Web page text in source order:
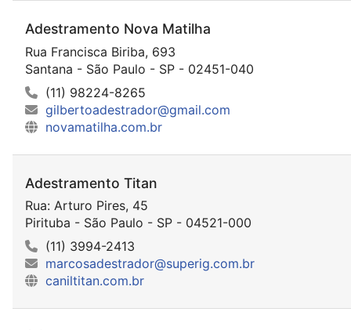
Adestramento Nova Matilha
Rua Francisca Biriba, 693
Santana - São Paulo - SP - 02451-040
(11) 98224-8265
gilbertoadestrador@gmail.com
novamatilha.com.br
Adestramento Titan
Rua: Arturo Pires, 45
Pirituba - São Paulo - SP - 04521-000
(11) 3994-2413
marcosadestrador@superig.com.br
caniltitan.com.br